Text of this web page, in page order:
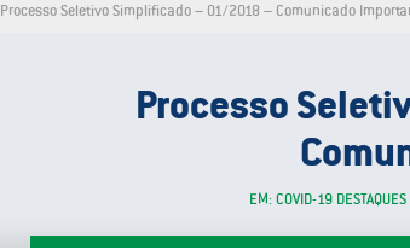
Processo Seletivo Simplificado – 01/2018 – Comunicado
Processo
EM: COVID-19